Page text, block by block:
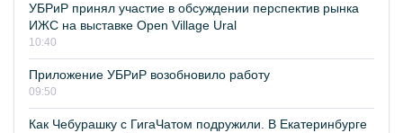
УБРиР принял участие в обсуждении перспектив рынка
ИЖС на выставке Open Village Ural
10:40
Приложение УБРиР возобновило работу
09:50
Как Чебурашку с ГигаЧатом подружили. В Екатеринбурге